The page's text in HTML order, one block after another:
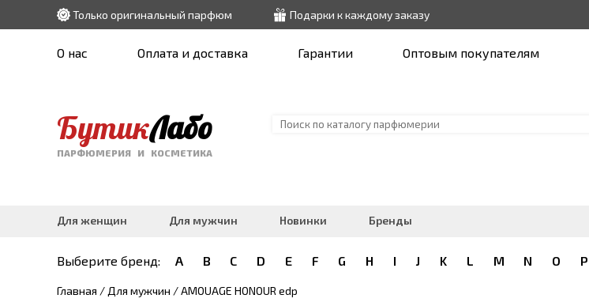
Только оригинальный парфюм Подарки к каждому заказу
О нас Оплата и доставка Гарантии Оптовым покупателям
БутикЛабо
ПАРФЮМЕРИЯ И КОСМЕТИКА
Для женщин Для мужчин Новинки Бренды
Выберите бренд: A B C D E F G H I J K L M N O P
Главная / Для мужчин / AMOUAGE HONOUR edp